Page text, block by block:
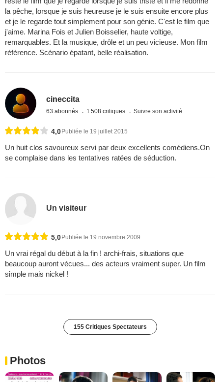
la pêche, lorsque je suis heureuse je le suis ensuite encore plus
et je le regarde tout simplement pour son génie. C'est le film que
j'aime. Marina Fois et Julien Boisselier, haute voltige,
remarquables. Et la musique, drôle et un peu vicieuse. Mon film
référence. Scénario épatant, belle réalisation.
cineccita
63 abonnés 1 508 critiques Suivre son activité
4,0 Publiée le 19 juillet 2015
Un huit clos savoureux servi par deux excellents comédiens.On
se complaise dans les tentatives ratées de séduction.
Un visiteur
5,0Publiée le 19 novembre 2009
Un vrai régal du début à la fin ! archi-frais, situations que
beaucoup auront vécues... des acteurs vraiment super. Un film
simple mais nickel !
155 Critiques Spectateurs
Photos